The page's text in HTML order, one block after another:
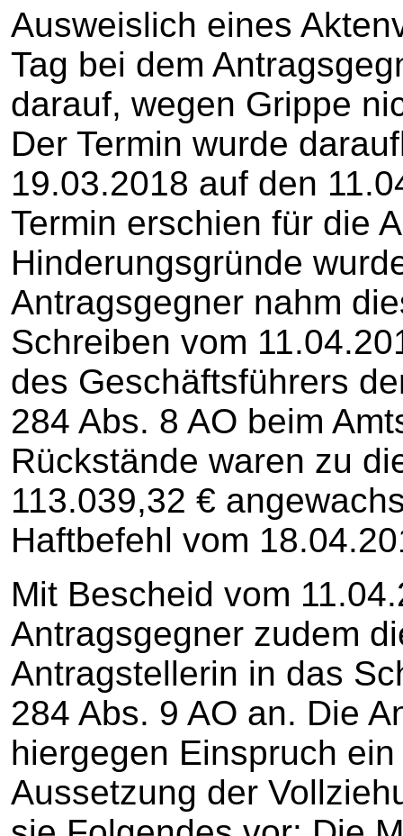
Ausweislich eines
Tag bei dem
darauf, wegen Grippe
Der Termin wurde
19.03.2018 auf den
Termin erschien für die
Hinderungsgründe
Antragsgegner nahm
Schreiben vom
des Geschäftsführers
284 Abs. 8 AO beim
Rückstände waren zu
113.039,32 €
Haftbefehl vom
Mit Bescheid vom
Antragsgegner zudem
Antragstellerin in das
284 Abs. 9 AO an. Die
hiergegen Einspruch
Aussetzung der